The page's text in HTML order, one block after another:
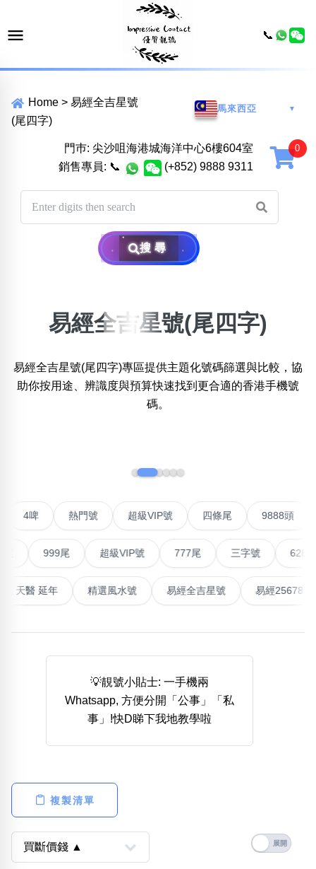
Home > 易經全吉星號
(尾四字)
馬來西亞 ▼
門巿: 尖沙咀海港城海洋中心6樓604室
銷售專員: 📞 (+852) 9888 9311
搜尋
位置:
一 二 三 四 五 六 七 八 九 十
不包含數字
無0 無2無3無4無5 無7無8無9
清除全部分類
搜尋
熱門分類
999尾 777尾 9字頭 6字頭
多8字 9888頭 二字號
全大數字
5萬以上 生天延 全吉星(全號)
清除全部分類
高級分類 i
易經全吉星號(尾四字)
易經全吉星號(尾四字)專區提供主題化號碼篩選與比較，協
助你按用途、辨識度與預算快速找到更合適的香港手機號
碼。
聯號 4啤 超級VIP號 四條尾 9888
超級VIP號 6288頭
高能量生氣 天醫 延年 精選風水號 易經全吉星號 易
💡靚號小貼士: 一手機兩
Whatsapp, 方便分開「公事」「私
事」!快D睇下我地教學啦
複製清單
📞